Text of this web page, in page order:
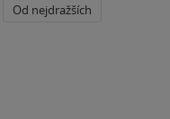
Od nejdražších